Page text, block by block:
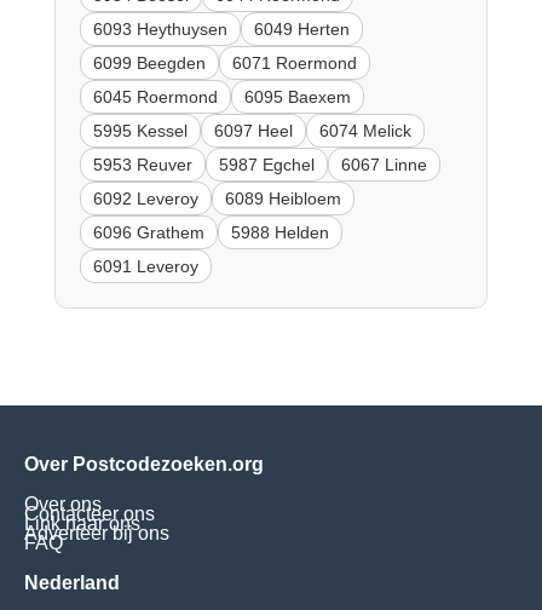
6093 Heythuysen
6049 Herten
6099 Beegden
6071 Roermond
6045 Roermond
6095 Baexem
5995 Kessel
6097 Heel
6074 Melick
5953 Reuver
5987 Egchel
6067 Linne
6092 Leveroy
6089 Heibloem
6096 Grathem
5988 Helden
6091 Leveroy
Over Postcodezoeken.org
Over ons
Contacteer ons
Link naar ons
Adverteer bij ons
FAQ
Nederland